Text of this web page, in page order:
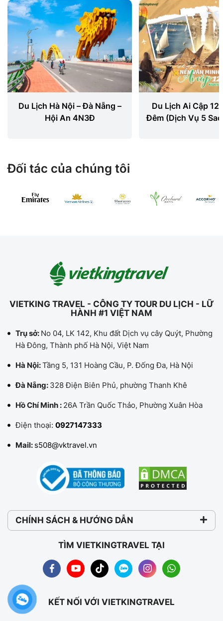
Du Lịch Hà Nội – Đà Nẵng –
Hội An 4N3Đ
Du Lịch Ai Cập 12
Đêm (Dịch Vụ 5
Đối tác của chúng tôi
VIETKING TRAVEL - CÔNG TY TOUR DU LỊCH - LỮ
HÀNH #1 VIỆT NAM
Trụ sở: No 04, LK 142, Khu đất Dịch vụ cây Quýt, Phường
Hà Đông, Thành phố Hà Nội, Việt Nam
Hà Nội:Tầng 5, 131 Hoàng Cầu, P. Đống Đa, Hà Nội
Đà Nẵng: 328 Điện Biên Phủ, phường Thanh Khê
Hồ Chí Minh : 26A Trần Quốc Thảo, Phường Xuân Hòa
Điện thoại: 0927147333
Mail: s508@vktravel.vn
CHÍNH SÁCH & HƯỚNG DẪN
TÌM VIETKINGTRAVEL TẠI
KẾT NỐI VỚI VIETKINGTRAVEL